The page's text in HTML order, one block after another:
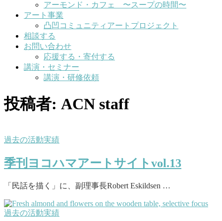
アーモンド・カフェ 〜スープの時間〜
アート事業
凸凹コミュニティアートプロジェクト
相談する
お問い合わせ
応援する・寄付する
講演・セミナー
講演・研修依頼
投稿者: ACN staff
過去の活動実績
季刊ヨコハマアートサイトvol.13
「民話を描く」に、副理事長Robert Eskildsen …
過去の活動実績